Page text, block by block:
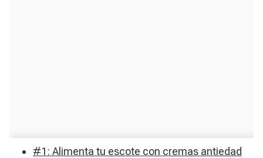
#1: Alimenta tu escote con cremas antiedad